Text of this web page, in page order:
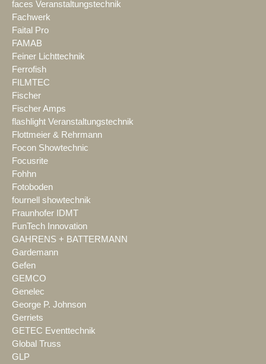
faces Veranstaltungstechnik
Fachwerk
Faital Pro
FAMAB
Feiner Lichttechnik
Ferrofish
FILMTEC
Fischer
Fischer Amps
flashlight Veranstaltungstechnik
Flottmeier & Rehrmann
Focon Showtechnic
Focusrite
Fohhn
Fotoboden
fournell showtechnik
Fraunhofer IDMT
FunTech Innovation
GAHRENS + BATTERMANN
Gardemann
Gefen
GEMCO
Genelec
George P. Johnson
Gerriets
GETEC Eventtechnik
Global Truss
GLP